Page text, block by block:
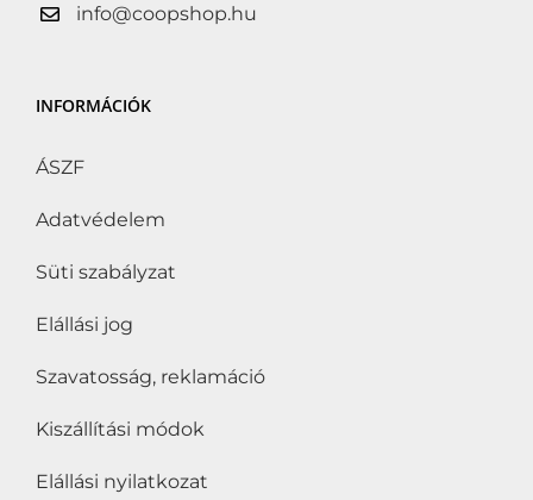
info@coopshop.hu
INFORMÁCIÓK
ÁSZF
Adatvédelem
Süti szabályzat
Elállási jog
Szavatosság, reklamáció
Kiszállítási módok
Elállási nyilatkozat